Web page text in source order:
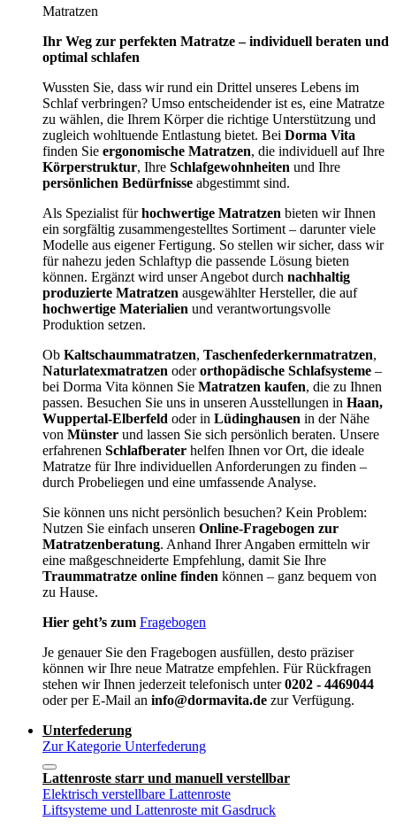
Matratzen
Ihr Weg zur perfekten Matratze – individuell beraten und
optimal schlafen
Wussten Sie, dass wir rund ein Drittel unseres Lebens im
Schlaf verbringen? Umso entscheidender ist es, eine Matratze
zu wählen, die Ihrem Körper die richtige Unterstützung und
zugleich wohltuende Entlastung bietet. Bei Dorma Vita
finden Sie ergonomische Matratzen, die individuell auf Ihre
Körperstruktur, Ihre Schlafgewohnheiten und Ihre
persönlichen Bedürfnisse abgestimmt sind.
Als Spezialist fürhochwertige Matratzen bieten wir Ihnen
ein sorgfältig zusammengestelltes Sortiment – darunter viele
Modelle aus eigener Fertigung. So stellen wir sicher, dass wir
für nahezu jeden Schlaftyp die passende Lösung bieten
können. Ergänzt wird unser Angebot durch nachhaltig
produzierte Matratzen ausgewählter Hersteller, die auf
hochwertige Materialien und verantwortungsvolle
Produktion setzen.
Ob Kaltschaummatratzen, Taschenfederkernmatratzen,
Naturlatexmatratzen oderorthopädische Schlafsysteme –
bei Dorma Vita können Sie Matratzen kaufen, die zu Ihnen
passen. Besuchen Sie uns in unseren Ausstellungen in Haan,
Wuppertal-Elberfeld oder in Lüdinghausen in der Nähe
von Münster und lassen Sie sich persönlich beraten. Unsere
erfahrenen Schlafberater helfen Ihnen vor Ort, die ideale
Matratze für Ihre individuellen Anforderungen zu finden –
durch Probeliegen und eine umfassende Analyse.
Sie können uns nicht persönlich besuchen? Kein Problem:
Nutzen Sie einfach unseren Online-Fragebogen zur
Matratzenberatung. Anhand Ihrer Angaben ermitteln wir
eine maßgeschneiderte Empfehlung, damit Sie Ihre
Traummatratze online finden können – ganz bequem von
zu Hause.
Hier geht’s zum Fragebogen
Je genauer Sie den Fragebogen ausfüllen, desto präziser
können wir Ihre neue Matratze empfehlen. Für Rückfragen
stehen wir Ihnen jederzeit telefonisch unter0202 - 4469044
oder per E-Mail an info@dormavita.de zur Verfügung.
Unterfederung
Zur Kategorie Unterfederung
Lattenroste starr und manuell verstellbar
Elektrisch verstellbare Lattenroste
Liftsysteme und Lattenroste mit Gasdruck